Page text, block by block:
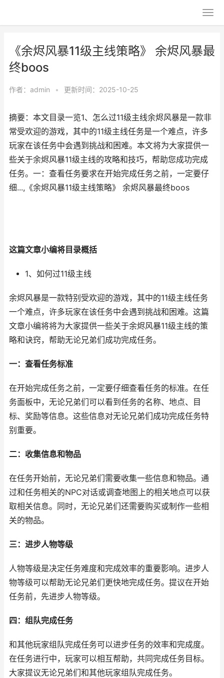
《余烬风暴11级主线策略》 余烬风暴最
终boos
作者： admin • 更新时间：2025-10-25
摘要：本文目录一览1、怎么过11级主线余烬风暴是一款非
常受欢迎的游戏，其中的11级主线任务是一个难点，许多
玩家在该任务中会遇到挑战和困难。本文将为大家提供一
些关于余烬风暴11级主线的攻略和技巧，帮助您成功完成
任务。一：查看任务要求在开始完成任务之前，一定要仔
细...,《余烬风暴11级主线策略》 余烬风暴最终boos
这篇文章小编将目录概括
1、如何过11级主线
余烬风暴是一款特别受欢迎的游戏，其中的11级主线任务
一个难点，许多玩家在该任务中会遇到挑战和困难。这篇
文章小编将将为大家提供一些关于余烬风暴11级主线的策
略和诀窍，帮助无论兄弟们成功完成任务。
一：查看任务标准
在开始完成任务之前，一定要仔细查看任务的标准。在任
务面板中，无论兄弟们可以看到任务的名称、地点、目
标、奖励等信息。这些信息对无论兄弟们成功完成任务特
别重要。
二：收集信息和物品
在任务开始前，无论兄弟们需要收集一些信息和物品。通
过和任务相关的NPC对话或调查地图上的相关地点可以获
取相关信息。同时，无论兄弟们还需要购买或制作一些相
关的物品。
三：进步人物等级
人物等级是决定任务难度和完成效率的重要影响。进步人
物等级可以帮助无论兄弟们更快地完成任务。提议在开始
任务前，先进步人物等级。
四：组队完成任务
和其他玩家组队完成任务可以进步任务的效率和完成度。
在任务进行中，玩家可以相互帮助，共同完成任务目标。
大家提议无论兄弟们和其他玩家组队完成任务。